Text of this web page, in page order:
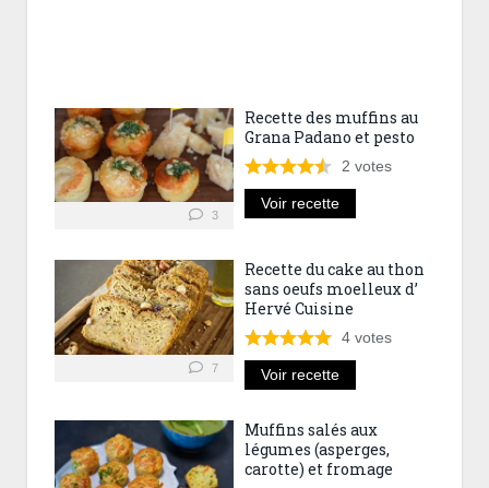
3
Recette des muffins au
Grana Padano et pesto
2 votes
Voir recette
7
Recette du cake au thon
sans oeufs moelleux d’
Hervé Cuisine
4 votes
Voir recette
Muffins salés aux
légumes (asperges,
carotte) et fromage